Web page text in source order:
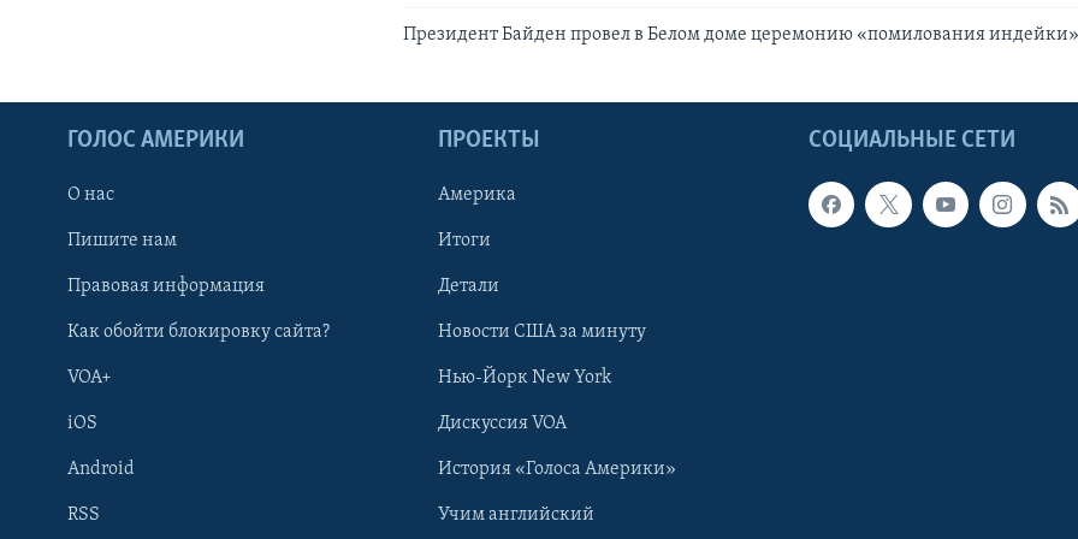
Президент Байден провел в Белом доме церемонию «помилования
СОЦИАЛЬНЫЕ СЕТИ
ГОЛОС АМЕРИКИ
О нас
Пишите нам
Правовая информация
Как обойти блокировку сайта?
VOA+
iOS
Android
RSS
ПРОЕКТЫ
Америка
Итоги
Детали
Новости США за минуту
Нью-Йорк New York
Дискуссия VOA
История «Голоса Америки»
Учим английский